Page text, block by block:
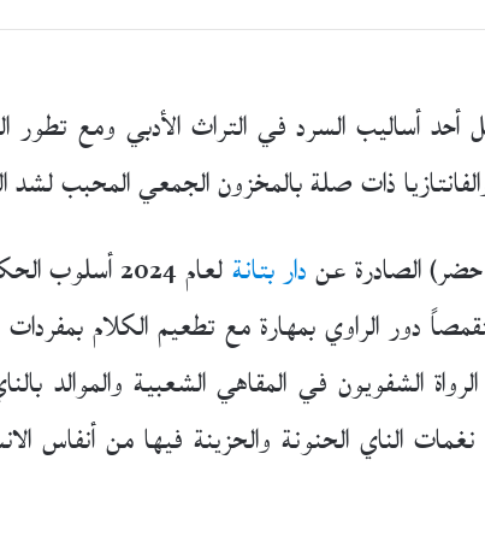
أساليب السرد في التراث الأدبي ومع تطور
ذات صلة بالمخزون الجمعي المحبب لشد
الصادرة عندار بتانة
لعام 2024
دور الراوي بمهارة مع تطعيم الكلام
الشفويون في المقاهي الشعبية والموالد
الناي الحنونة والحزينة فيها من أنفاس